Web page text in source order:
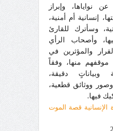
نواياها، وإبراز
إنسانية أم أمنية،
وسأترك للقارئ
وأصحاب الرأي
والمؤثرين في
موقفهم منها، وفقاً
وبياناتٍ دقيقة،
ووثائق قطعية،
فيها.
قصة الموت